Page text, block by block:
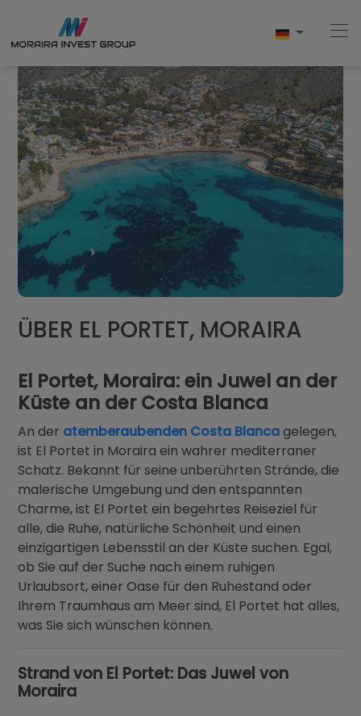
Home
Kaufen
Neubau
Verkaufen
Bewertungen
Uber Uns
Kontakt
ÜBER EL PORTET, MORAIRA
El Portet, Moraira: ein Juwel an der
Küste an der Costa Blanca
An der atemberaubenden Costa Blancagelegen,
ist El Portet in Moraira ein wahrer mediterraner
Schatz. Bekannt für seine unberührten Strände, die
malerische Umgebung und den entspannten
Charme, ist El Portet ein begehrtes Reiseziel für
alle, die Ruhe, natürliche Schönheit und einen
einzigartigen Lebensstil an der Küste suchen. Egal,
ob Sie auf der Suche nach einem ruhigen
Urlaubsort, einer Oase für den Ruhestand oder
Ihrem Traumhaus am Meer sind, El Portet hat alles,
was Sie sich wünschen können.
Strand von El Portet: Das Juwel von
Moraira